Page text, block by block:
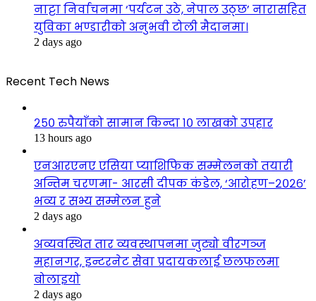
नाट्टा निर्वाचनमा ‘पर्यटन उठे, नेपाल उठ्छ’ नारासहित
युविका भण्डारीको अनुभवी टोली मैदानमा।
2 days ago
Recent Tech News
२५० रुपैयाँको सामान किन्दा १० लाखको उपहार
13 hours ago
एनआरएनए एसिया प्याशिफिक सम्मेलनको तयारी
अन्तिम चरणमा- आरसी दीपक कंडेल, ‘आरोहण–२०२६’
भव्य र सभ्य सम्मेलन हुने
2 days ago
अव्यवस्थित तार व्यवस्थापनमा जुट्यो वीरगञ्ज
महानगर, इन्टरनेट सेवा प्रदायकलाई छलफलमा
बोलाइयो
2 days ago